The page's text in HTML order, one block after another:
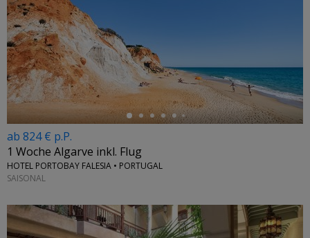
←
ab 824 € p.P.
1 Woche Algarve inkl. Flug
HOTEL PORTOBAY FALESIA • PORTUGAL
SAISONAL